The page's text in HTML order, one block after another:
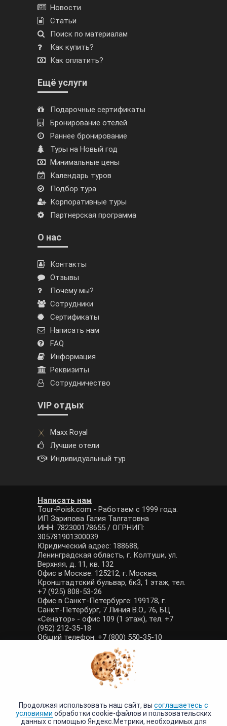
Новости
Статьи
Поиск по материалам
Как купить?
Как оплатить?
Ещё услуги
Подарочные сертификаты
Бронирование отелей
Раннее бронирование
Туры на Новый год
Минимальные цены
Календарь туров
Подбор тура
Корпоративные туры
Партнерская программа
О нас
Контакты
Отзывы
Почему мы?
Сотрудники
Сертификаты
Написать нам
FAQ
Информация
Реквизиты
Сотрудничество
VIP отдых
Maxx Royal
Лучшие отели
Индивидуальный тур
Написать нам
Tour-Poisk.com - Работаем с 1999 года.
ИП Зарипова Галия Талгатовна
ИНН: 782300178655 / ОГРНИП:
305781901300039
Юридический адрес: 188688,
Ленинградская область, г. Колтуши, ул.
Верхняя, д. 11, кв. 132
Офис в Москве: 125212, г. Москва,
Кронштадтский бульвар, 6к3, 1 этаж, тел.
+7 (925) 808-53-26
Офис в Санкт-Петербурге: 199178, г.
Санкт-Петербург, 7 Линия В.О., 76, БЦ
«Сенатор» - офис 109 (1 этаж), тел. +7
(952) 212-35-18
Общий телефон: +7 (800) 550-35-10
E-mail: manager@tour-poisk.com (общие
вопросы), admin@tour-poisk.com (жалобы)
Номер в Общероссийском реестре
туристических агентств: РТА 0003424
Политика конфиденциальности
Продолжая использовать наш сайт, вы соглашаетесь с
условиями обработки cookie-файлов и пользовательских
данных с помощью Яндекс.Метрики, необходимых для